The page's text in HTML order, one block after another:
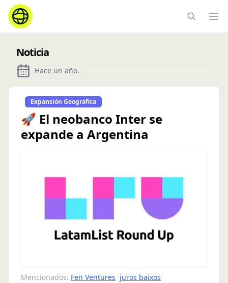
Noticia
Hace un año.
Expansión Geográfica
🚀 El neobanco Inter se
expande a Argentina
Mencionados: Fen Ventures juros baixos